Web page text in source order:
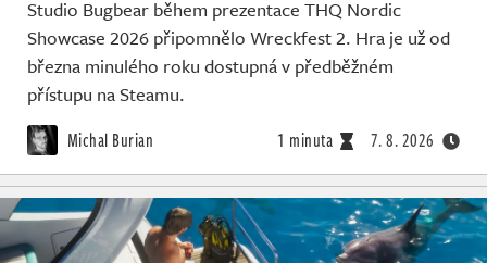
Studio Bugbear během prezentace THQ Nordic
Showcase 2026 připomnělo Wreckfest 2. Hra je už od
března minulého roku dostupná v předběžném
přístupu na Steamu.
Michal Burian 1 minuta 7. 8. 2026